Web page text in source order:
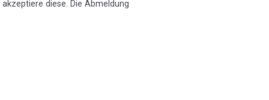
diese. Die Abmeldung